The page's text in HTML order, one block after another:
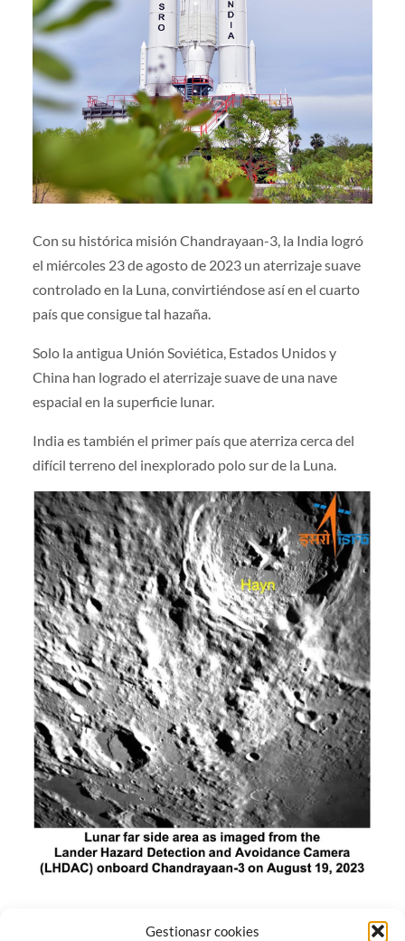
Gestionasr cookies
Con su histórica misión Chandrayaan-3, la India logró
el miércoles 23 de agosto de 2023 un aterrizaje suave
controlado en la Luna, convirtiéndose así en el cuarto
país que consigue tal hazaña.
Solo la antigua Unión Soviética, Estados Unidos y
China han logrado el aterrizaje suave de una nave
espacial en la superficie lunar.
India es también el primer país que aterriza cerca del
difícil terreno del inexplorado polo sur de la Luna.